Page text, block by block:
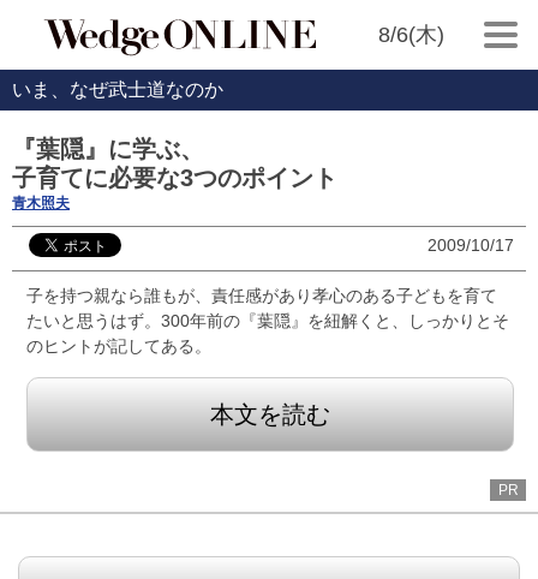
8/6(木)
いま、なぜ武士道なのか
『葉隠』に学ぶ、
子育てに必要な3つのポイント
青木照夫
2009/10/17
子を持つ親なら誰もが、責任感があり孝心のある子どもを育て
たいと思うはず。300年前の『葉隠』を紐解くと、しっかりとそ
のヒントが記してある。
本文を読む
PR